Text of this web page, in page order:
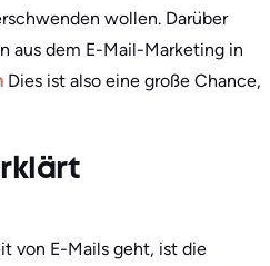
wollen. Darüber
aus dem E-Mail-Marketing in
Dies ist also eine große Chance,
von E-Mails geht, ist die